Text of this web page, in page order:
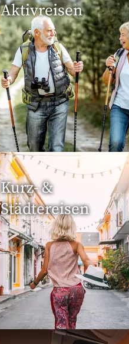
Aktivreisen
1 Reise gefunden
Kurz- &
Städtereisen
95 Reisen gefunden